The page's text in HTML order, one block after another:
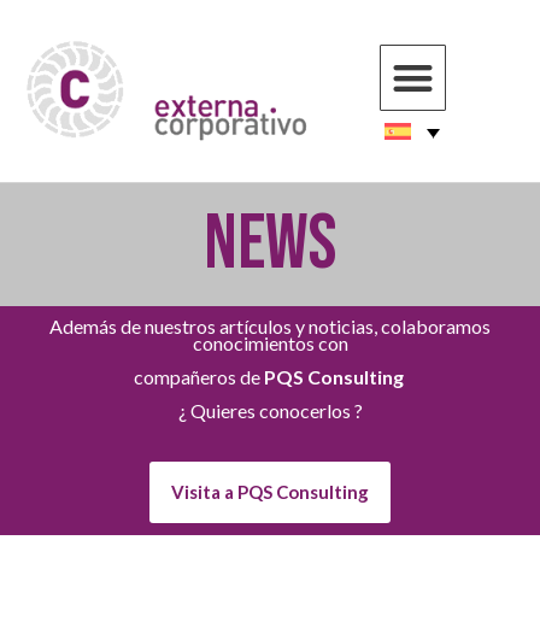
NEWS
Además de nuestros artículos y noticias, colaboramos
conocimientos con
compañeros de PQS Consulting
¿ Quieres conocerlos ?
Visita a PQS Consulting